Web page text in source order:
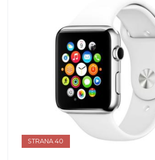
STRANA 40